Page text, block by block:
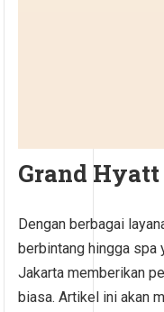
Grand
Dengan berbagai
berbintang hingga spa
Jakarta memberikan
biasa. Artikel ini akan